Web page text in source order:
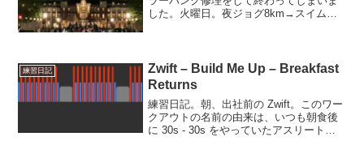
した。火曜日。夜ジョグ8km→スイム
レーンが独占できた...
練習日記
Zwift – Build Me Up – Breakfast
Returns
練習日記。朝、出社前の Zwift。このワー
クアウトの名前の由来は、いつも朝食後
に 30s - 30s をやっていたアスリートが